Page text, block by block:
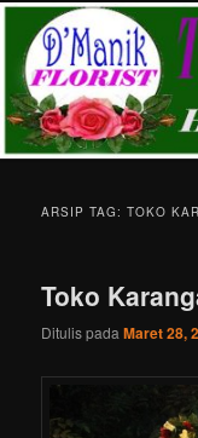
Langsung
konten
utama
Langsung
konten
sekunderToko
Melayani Pemesanan
Gratis Ongkir
ARSIP TAG:TOKO
Toko
Ditulis padaMaret 28,